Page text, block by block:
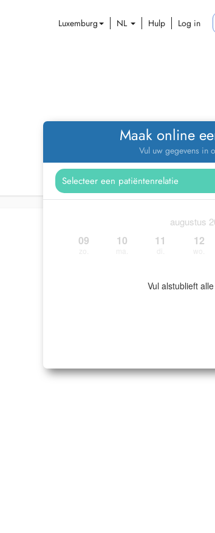
Luxemburg NL Hulp Log in
Maak online
Vul uw gegevens in
augustus
09 10 11 12
Vul alstublieft